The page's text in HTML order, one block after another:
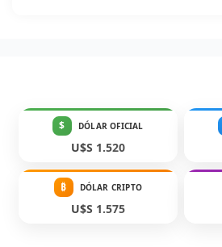
$ DÓLAR OFICIAL
U$S 1.520
₿ DÓLAR CRIPTO
U$S 1.575